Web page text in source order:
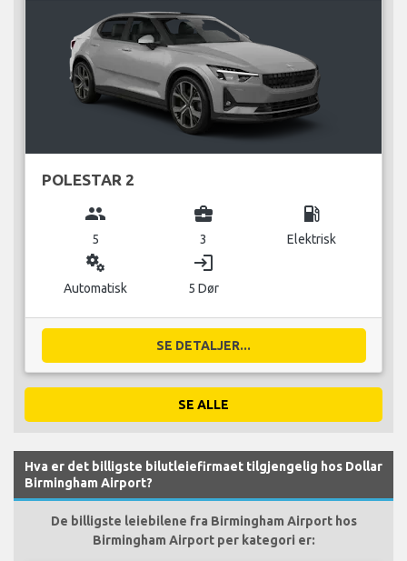
POLESTAR 2
group
5
business_center
3
local_gas_station
Elektrisk
miscellaneous_services
Automatisk
login
5 Dør
SE DETALJER...
SE ALLE
Hva er det billigste bilutleiefirmaet tilgjengelig hos Dollar
Birmingham Airport?
De billigste leiebilene fra Birmingham Airport hos
Birmingham Airport per kategori er: